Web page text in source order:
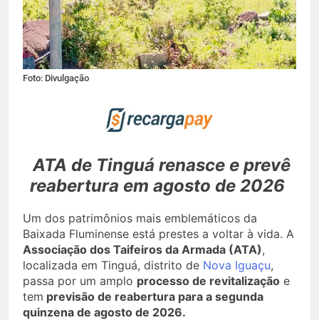
Foto: Divulgação
ATA de Tinguá renasce e prevê
reabertura em agosto de 2026
Um dos patrimônios mais emblemáticos da
Baixada Fluminense está prestes a voltar à vida. A
Associação dos Taifeiros da Armada (ATA),
localizada em Tinguá, distrito de Nova Iguaçu,
passa por um amplo processo de revitalização e
tem previsão de reabertura para a segunda
quinzena de agosto de 2026.